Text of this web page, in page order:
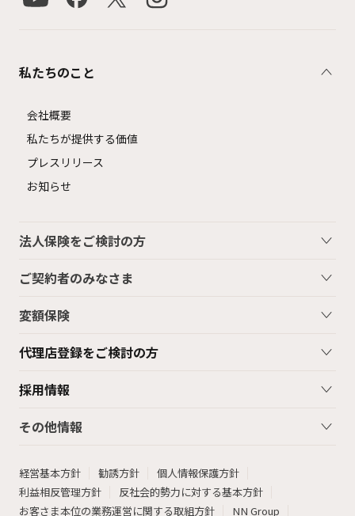
私たちのこと
会社概要
私たちが提供する価値
プレスリリース
お知らせ
法人保険をご検討の方
ご契約者のみなさま
変額保険
代理店登録をご検討の方
採用情報
その他情報
経営基本方針 勧誘方針
個人情報保護方針
利益相反管理方針
反社会的勢力に対する基本方針
お客さま本位の業務運営に関する取組方針
NN Group